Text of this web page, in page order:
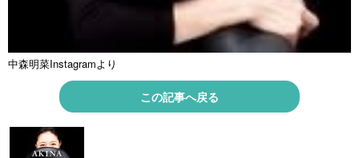
中森明菜Instagramより
この記事へ戻る